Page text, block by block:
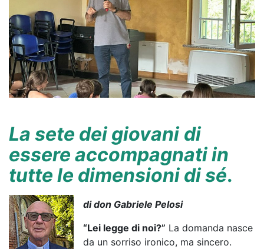
La sete dei giovani di
essere accompagnati in
tutte le dimensioni di sé.
di don Gabriele Pelosi
“Lei legge di noi?” La domanda nasce
da un sorriso ironico, ma sincero.